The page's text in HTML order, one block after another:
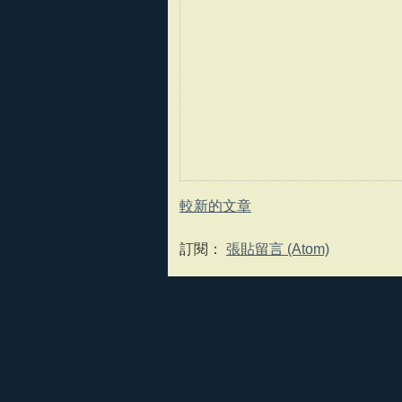
較新的文章
訂閱： 張貼留言 (Atom)